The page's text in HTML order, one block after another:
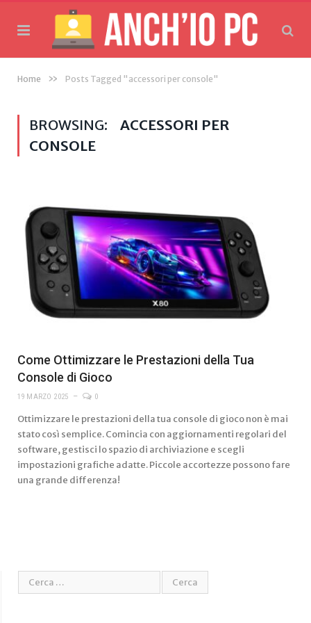
Home » Posts Tagged "accessori per console"
BROWSING:
ACCESSORI PER
CONSOLE
Come Ottimizzare le Prestazioni della Tua
Console di Gioco
19 MARZO 2025 0
Ottimizzare le prestazioni della tua console di gioco non è mai
stato così semplice. Comincia con aggiornamenti regolari del
software, gestisci lo spazio di archiviazione e scegli
impostazioni grafiche adatte. Piccole accortezze possono fare
una grande differenza!